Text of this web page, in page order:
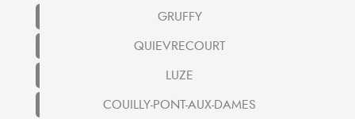
GRUFFY
QUIEVRECOURT
LUZE
COUILLY-PONT-AUX-DAMES